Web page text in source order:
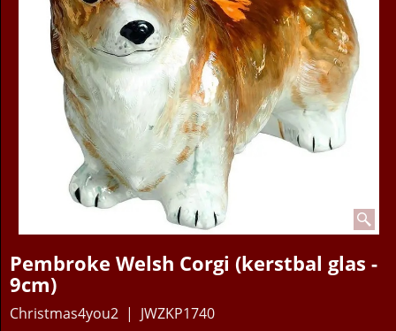
Pembroke Welsh Corgi (kerstbal glas -
9cm)
Christmas4you2 JWZKP1740